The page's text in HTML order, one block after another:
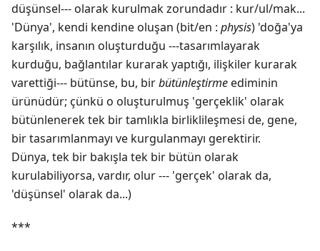
düşünsel--- olarak kurulmak zorundadır : kur/ul/mak...
'Dünya', kendi kendine oluşan (bit/en : physis) 'doğa'ya
karşılık, insanın oluşturduğu ---tasarımlayarak
kurduğu, bağlantılar kurarak yaptığı, ilişkiler kurarak
varettiği--- bütünse, bu, birbütünleştirmeediminin
ürünüdür; çünkü o oluşturulmuş 'gerçeklik' olarak
bütünlenerek tek bir tamlıkla birliklileşmesi de, gene,
bir tasarımlanmayı ve kurgulanmayı gerektirir.
Dünya, tek bir bakışla tek bir bütün olarak
kurulabiliyorsa, vardır, olur --- 'gerçek' olarak da,
'düşünsel' olarak da...)
***